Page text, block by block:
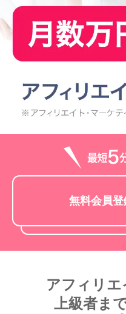
無料会員
アフィリエ
上級者ま